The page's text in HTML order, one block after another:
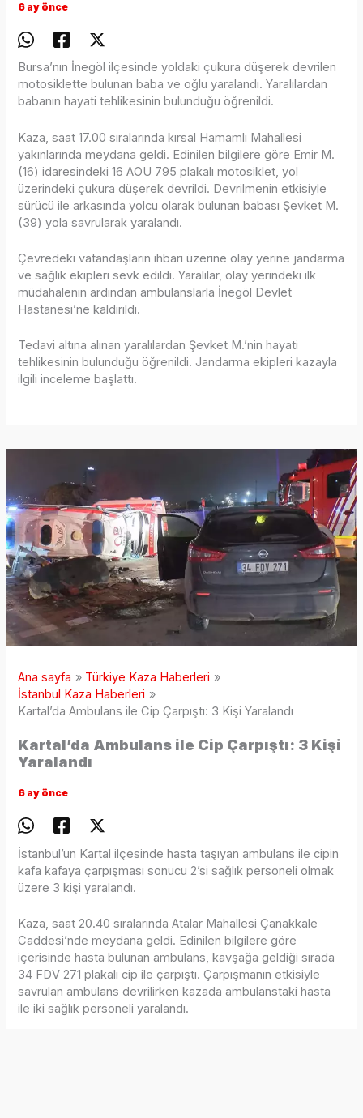
6 ay önce
Bursa’nın İnegöl ilçesinde yoldaki çukura düşerek devrilen
motosiklette bulunan baba ve oğlu yaralandı. Yaralılardan
babanın hayati tehlikesinin bulunduğu öğrenildi.
Kaza, saat 17.00 sıralarında kırsal Hamamlı Mahallesi
yakınlarında meydana geldi. Edinilen bilgilere göre Emir M.
(16) idaresindeki 16 AOU 795 plakalı motosiklet, yol
üzerindeki çukura düşerek devrildi. Devrilmenin etkisiyle
sürücü ile arkasında yolcu olarak bulunan babası Şevket M.
(39) yola savrularak yaralandı.
Çevredeki vatandaşların ihbarı üzerine olay yerine jandarma
ve sağlık ekipleri sevk edildi. Yaralılar, olay yerindeki ilk
müdahalenin ardından ambulanslarla İnegöl Devlet
Hastanesi’ne kaldırıldı.
Tedavi altına alınan yaralılardan Şevket M.’nin hayati
tehlikesinin bulunduğu öğrenildi. Jandarma ekipleri kazayla
ilgili inceleme başlattı.
Ana sayfa
Türkiye Kaza Haberleri
İstanbul Kaza Haberleri
Kartal’da Ambulans ile Cip Çarpıştı: 3 Kişi Yaralandı
Kartal’da Ambulans ile Cip Çarpıştı: 3 Kişi
Yaralandı
6 ay önce
İstanbul’un Kartal ilçesinde hasta taşıyan ambulans ile cipin
kafa kafaya çarpışması sonucu 2’si sağlık personeli olmak
üzere 3 kişi yaralandı.
Kaza, saat 20.40 sıralarında Atalar Mahallesi Çanakkale
Caddesi’nde meydana geldi. Edinilen bilgilere göre
içerisinde hasta bulunan ambulans, kavşağa geldiği sırada
34 FDV 271 plakalı cip ile çarpıştı. Çarpışmanın etkisiyle
savrulan ambulans devrilirken kazada ambulanstaki hasta
ile iki sağlık personeli yaralandı.